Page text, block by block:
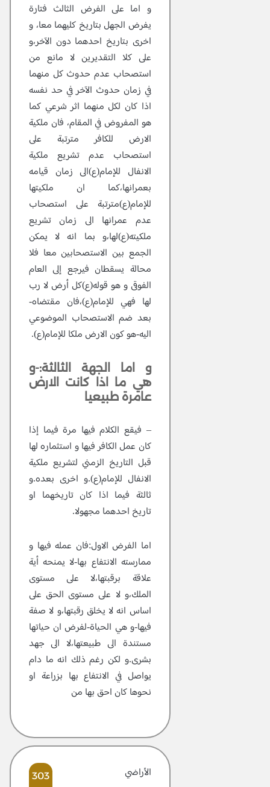
و اما على الفرض الثالث فتارة
يفرض الجهل بتاريخ كليهما معا، و
اخرى بتاريخ احدهما دون الآخر،و
على كلا التقديرين لا مانع من
استصحاب عدم حدوث كل منهما
في زمان حدوث الآخر في حد نفسه
اذا كان لكل منهما اثر شرعي كما
هو المفروض في المقام، فان ملكية
الارض للكافر مترتبة على
استصحاب عدم تشريع ملكية
الانفال للإمام(ع)الى زمان قيامه
بعمرانها،كما ان ملكيتها
للإمام(ع)مترتبة على استصحاب
عدم عمرانها الى زمان تشريع
ملكيته(ع)لها،و بما انه لا يمكن
الجمع بين الاستصحابين معا فلا
محالة يسقطان فيرجع إلى العام
الفوقى و هو قوله(ع)كل أرض لا رب
لها فهي للإمام(ع)،فان مقتضاه-
بعد ضم الاستصحاب الموضوعي
اليه-هو كون الارض ملكا للإمام(ع).
و اما الجهة الثالثة:-و
هي ما اذا كانت الارض
عامرة طبيعيا
– فيقع الكلام فيها مرة فيما إذا
كان عمل الكافر فيها و استثماره لها
قبل التاريخ الزمني لتشريع ملكية
الانفال للإمام(ع).و اخرى بعده.و
ثالثة فيما اذا كان تاريخهما او
تاريخ احدهما مجهولا.
اما الفرض الاول:فان عمله فيها و
ممارسته الانتفاع بها-لا يمنحه أية
علاقة برقبتها،لا على مستوى
الملك،و لا على مستوى الحق على
اساس انه لا يخلق رقبتها،و لا صفة
فيها-و هي الحياة-لفرض ان حياتها
مستندة الى طبيعتها،لا الى جهد
بشرى.و لكن رغم ذلك انه ما دام
يواصل في الانتفاع بها بزراعة او
نحوها كان احق بها من
الأراضي 303